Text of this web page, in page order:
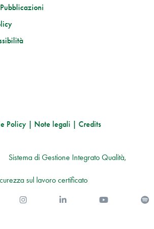
Policy | Note legali | Credits
Sistema di Gestione Integrato Qualità,
sul lavoro certificato
You Tube